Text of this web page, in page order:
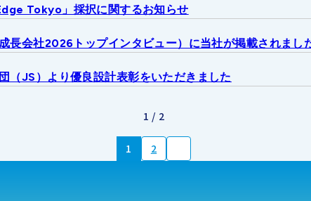
Tokyo」採択に関するお知らせ
成長会社2026トップインタビュー）に当社が掲載されまし
（JS）より優良設計表彰をいただきました
1 / 2
1 2